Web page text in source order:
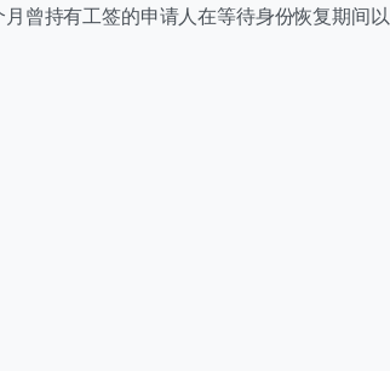
曾持有工签的申请人在等待身份恢复期间以